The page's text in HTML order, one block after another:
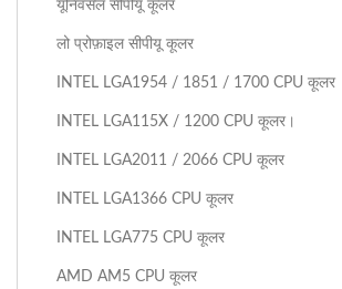
यूनिवर्सल सीपीयू कूलर
लो प्रोफ़ाइल सीपीयू कूलर
INTEL LGA1954 / 1851 / 1700 CPU कूलर
INTEL LGA115X / 1200 CPU कूलर।
INTEL LGA2011 / 2066 CPU कूलर
INTEL LGA1366 CPU कूलर
INTEL LGA775 CPU कूलर
AMD AM5 CPU कूलर